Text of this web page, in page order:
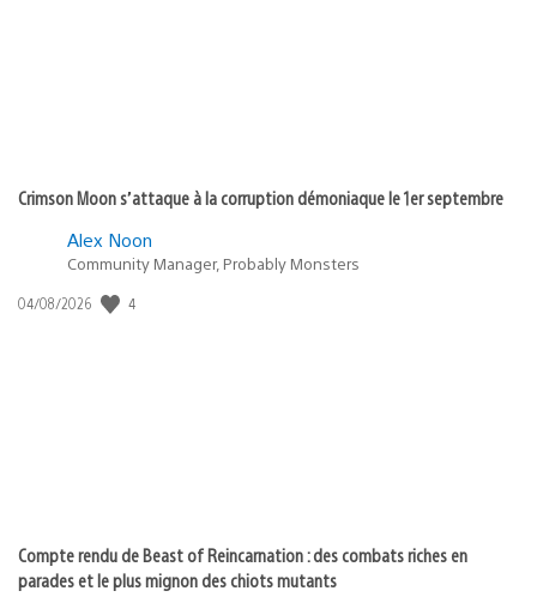
Crimson Moon s’attaque à la corruption démoniaque le 1er septembre
Alex Noon
Community Manager, Probably Monsters
Date
04/08/2026 4
Compte rendu de Beast of Reincarnation : des combats riches en
parades et le plus mignon des chiots mutants